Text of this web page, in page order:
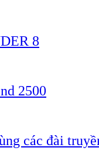
8
2500
các đài